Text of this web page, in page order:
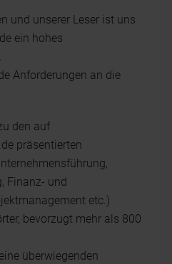
und unserer Leser ist uns
ein hohes
Anforderungen an die
den auf
präsentierten
Finanz- und
etc.)
bevorzugt mehr als 800
überwiegenden